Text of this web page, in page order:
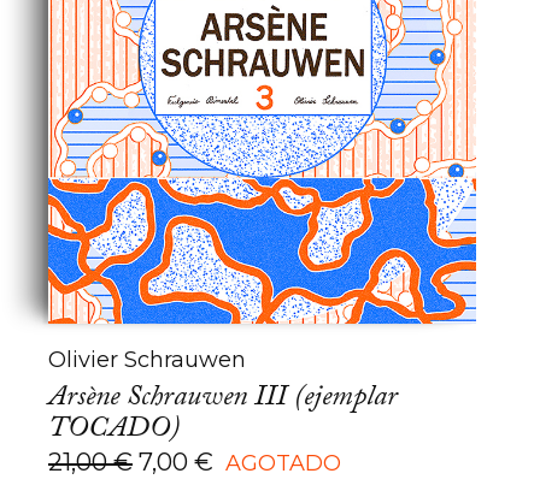
Olivier Schrauwen
Arsène Schrauwen III (ejemplar
TOCADO)
21,00€ El
7,00 € El
AGOTADO